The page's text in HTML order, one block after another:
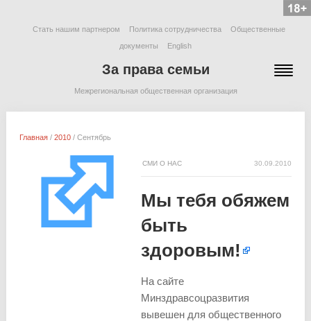
Стать нашим партнером Политика сотрудничества
Общественные
документы
English
За права семьи
Межрегиональная общественная организация
Главная/ 2010/ Сентябрь
30.09.2010
СМИ О НАС
Мы тебя обяжем
быть
здоровым!
На сайте
Минздравсоцразвития
вывешен для общественного